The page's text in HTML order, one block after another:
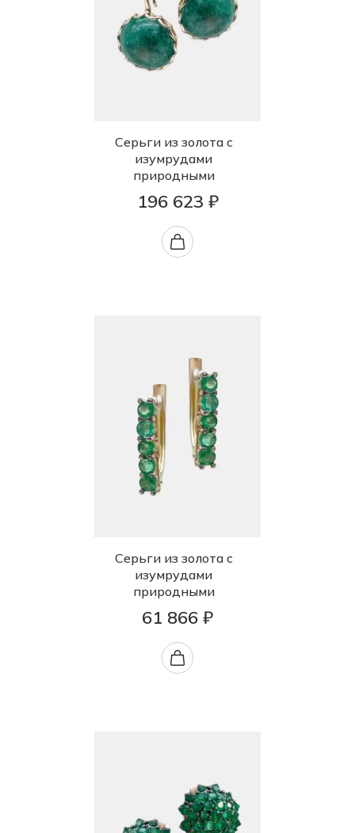
Серьги из золота с
изумрудами
природными
196 623 ₽
Серьги из золота с
изумрудами
природными
61 866 ₽